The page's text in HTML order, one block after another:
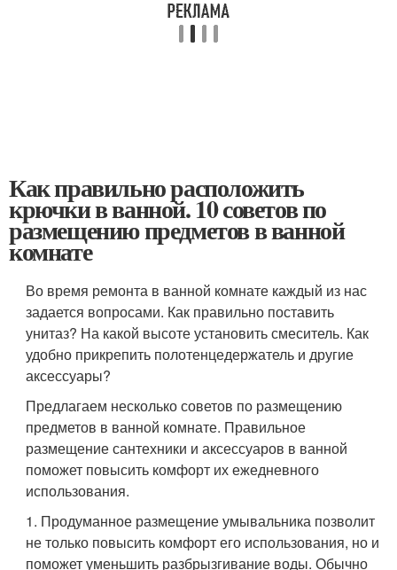
Как правильно расположить
крючки в ванной. 10 советов по
размещению предметов в ванной
комнате
Во время ремонта в ванной комнате каждый из нас
задается вопросами. Как правильно поставить
унитаз? На какой высоте установить смеситель. Как
удобно прикрепить полотенцедержатель и другие
аксессуары?
Предлагаем несколько советов по размещению
предметов в ванной комнате. Правильное
размещение сантехники и аксессуаров в ванной
поможет повысить комфорт их ежедневного
использования.
1. Продуманное размещение умывальника позволит
не только повысить комфорт его использования, но и
поможет уменьшить разбрызгивание воды. Обычно